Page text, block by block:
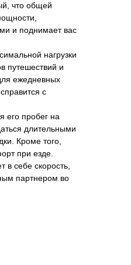
что общей
и поднимает вас
нагрузки
путешествий и
ежедневных
с
его пробег на
длительными
Кроме того,
при езде.
в себе скорость,
партнером во